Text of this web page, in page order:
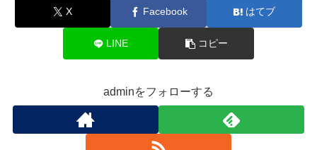
X Facebook はてブ
LINE コピー
adminをフォローする